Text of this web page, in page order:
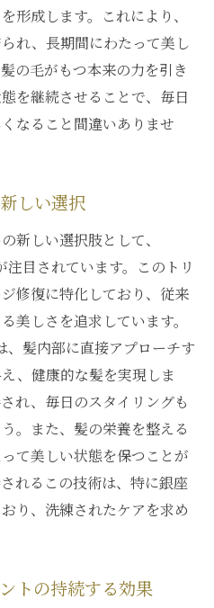
形成します。これにより、
れ、長期間にわたって美し
の毛がもつ本来の力を引き
を継続させることで、毎日
なること間違いありませ
しい選択
新しい選択肢として、
目されています。このトリ
修復に特化しており、従来
美しさを追求しています。
髪内部に直接アプローチす
、健康的な髪を実現しま
れ、毎日のスタイリングも
。また、髪の栄養を整える
て美しい状態を保つことが
れるこの技術は、特に銀座
り、洗練されたケアを求め
トの持続する効果